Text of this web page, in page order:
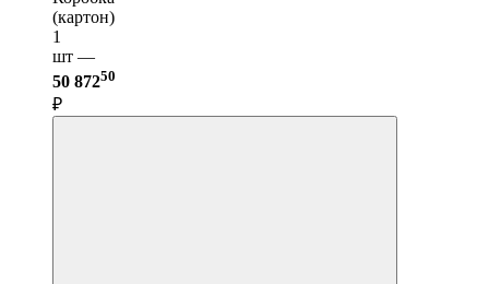
(картон)
1
шт —
50 87250
₽